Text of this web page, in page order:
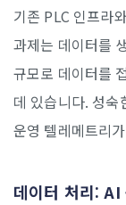
기존 PLC 인프라
과제는 데이터를
규모로 데이터를
데 있습니다. 성숙
운영 텔레메트리
데이터 처리: